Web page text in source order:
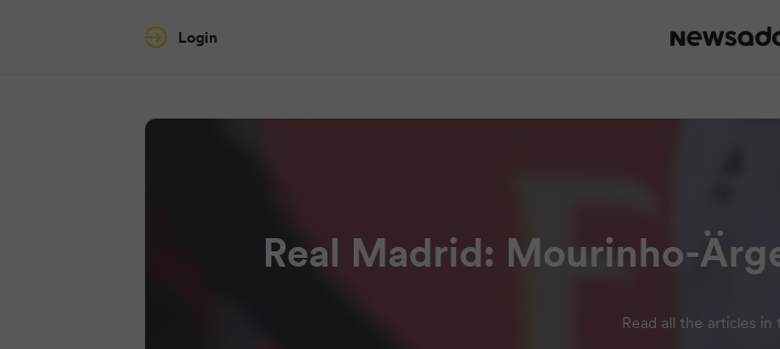
Login
Real Madrid: Mourinho-
Read all the articles in